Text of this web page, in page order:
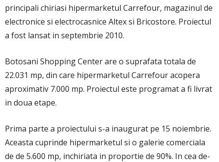
principali chiriasi hipermarketul Carrefour, magazinul de
electronice si electrocasnice Altex si Bricostore. Proiectul
a fost lansat in septembrie 2010.
Botosani Shopping Center are o suprafata totala de
22.031 mp, din care hipermarketul Carrefour acopera
aproximativ 7.000 mp. Proiectul este programat a fi livrat
in doua etape.
Prima parte a proiectului s-a inaugurat pe 15 noiembrie.
Aceasta cuprinde hipermarketul si o galerie comerciala
de de 5.600 mp, inchiriata in proportie de 90%. In cea de-